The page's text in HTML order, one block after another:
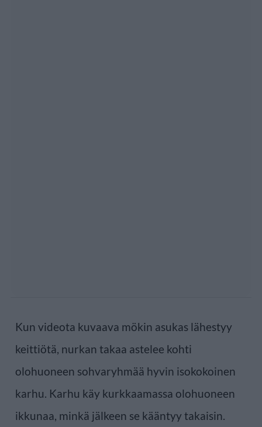
Kun videota kuvaava mökin asukas lähestyy
keittiötä, nurkan takaa astelee kohti
olohuoneen sohvaryhmää hyvin isokokoinen
karhu. Karhu käy kurkkaamassa olohuoneen
ikkunaa, minkä jälkeen se kääntyy takaisin.